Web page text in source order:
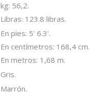
kg: 56,2.
Libras: 123.8 libras.
En pies: 5' 6.3'.
En centímetros: 168,4 cm.
En metros: 1,68 m.
Gris.
Marrón.